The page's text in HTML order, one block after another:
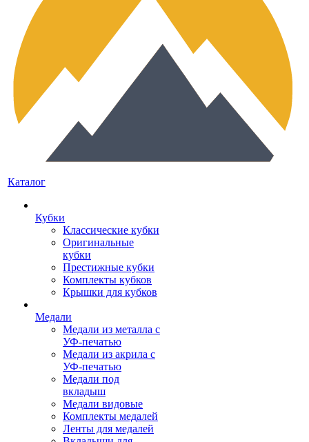
Каталог
Кубки
Классические кубки
Оригинальные
кубки
Престижные кубки
Комплекты кубков
Крышки для кубков
Медали
Медали из металла с
УФ-печатью
Медали из акрила с
УФ-печатью
Медали под
вкладыш
Медали видовые
Комплекты медалей
Ленты для медалей